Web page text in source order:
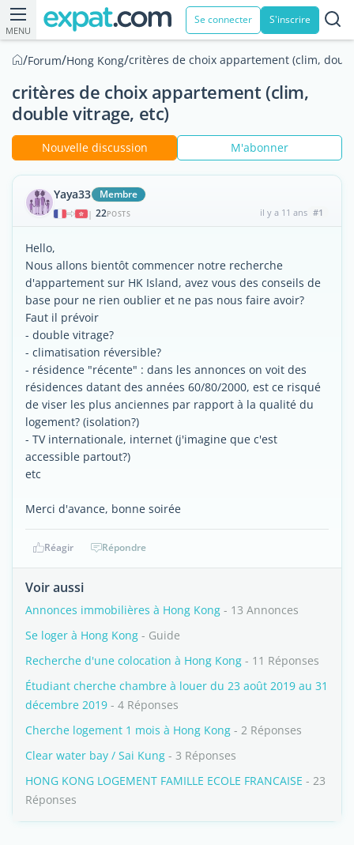
MENU
Se connecter S'inscrire
/Forum/Hong Kong/critères de choix appartement (clim,
critères de choix appartement (clim,
double vitrage, etc)
Nouvelle discussion M'abonner
Yaya33 Membre
| 22POSTS il y a 11 ans #1
Hello,
Nous allons bientôt commencer notre recherche
d'appartement sur HK Island, avez vous des conseils de
base pour ne rien oublier et ne pas nous faire avoir?
Faut il prévoir
- double vitrage?
- climatisation réversible?
- résidence "récente" : dans les annonces on voit des
résidences datant des années 60/80/2000, est ce risqué
de viser les plus anciennes par rapport à la qualité du
logement? (isolation?)
- TV internationale, internet (j'imagine que c'est
accessible partout?)
etc
Merci d'avance, bonne soirée
Réagir Répondre
Voir aussi
Annonces immobilières à Hong Kong - 13 Annonces
Se loger à Hong Kong - Guide
Recherche d'une colocation à Hong Kong - 11 Réponses
Étudiant cherche chambre à louer du 23 août 2019 au 31
décembre 2019 - 4 Réponses
Cherche logement 1 mois à Hong Kong - 2 Réponses
Clear water bay / Sai Kung - 3 Réponses
HONG KONG LOGEMENT FAMILLE ECOLE FRANCAISE - 23
Réponses